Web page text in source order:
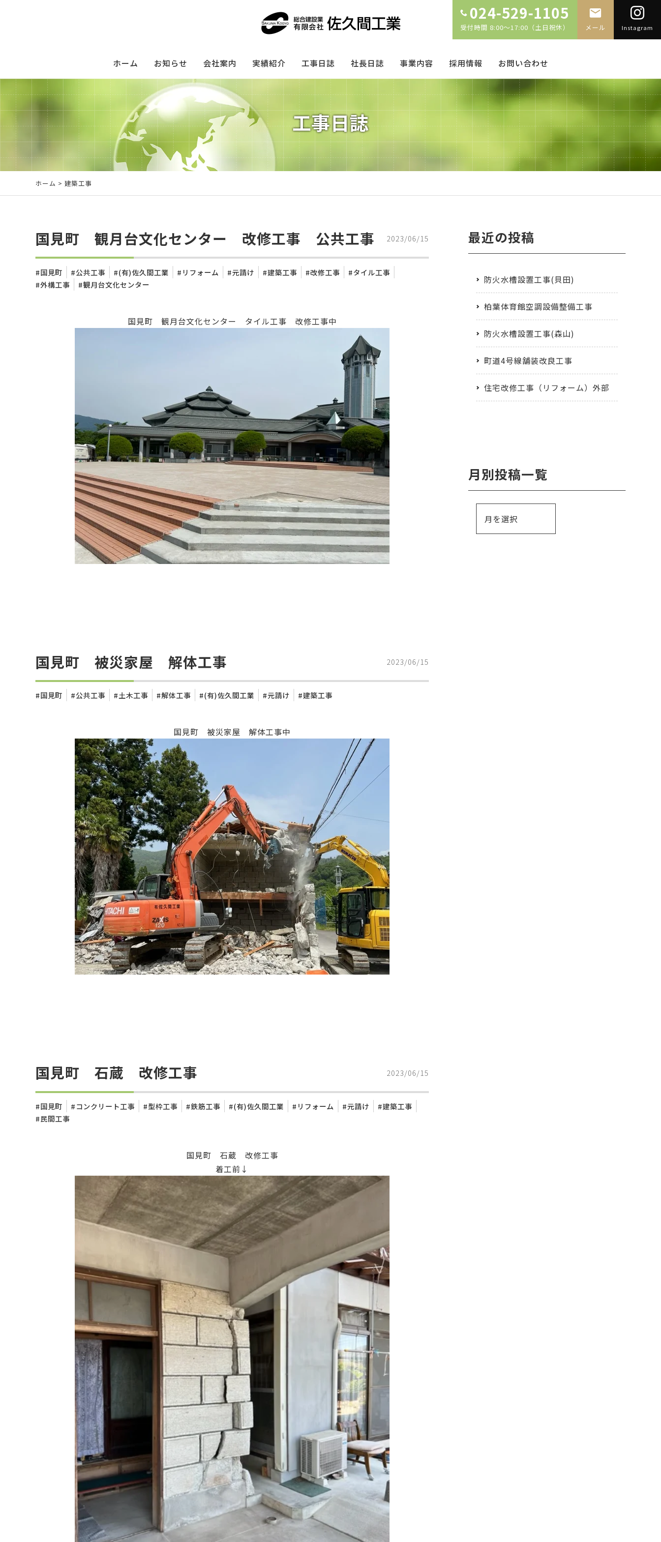
024-529-1105
受付時間 8:00～17:00（土日祝休） メール Instagram
ホーム お知らせ 会社案内 実績紹介 工事日誌 社長日誌 事業内容 採用情報 お問い合わせ
工事日誌
ホーム > 建築工事
国見町 観月台文化センター 改修工事 公共工事 2023/06/15
国見町 公共工事 (有)佐久間工業 リフォーム 元請け 建築工事 改修工事
タイル工事
外構工事
観月台文化センター
国見町 観月台文化センター タイル工事 改修工事中
国見町 被災家屋 解体工事 2023/06/15
国見町 公共工事 土木工事 解体工事 (有)佐久間工業 元請け 建築工事
国見町 被災家屋 解体工事中
国見町 石蔵 改修工事 2023/06/15
国見町 コンクリート工事 型枠工事 鉄筋工事 (有)佐久間工業 リフォーム 元請け
建築工事
民間工事
国見町 石蔵 改修工事
着工前↓
最近の投稿
防火水槽設置工事(貝田)
柏葉体育館空調設備整備工事
防火水槽設置工事(森山)
町道4号線舗装改良工事
住宅改修工事（リフォーム）外部
月別投稿一覧